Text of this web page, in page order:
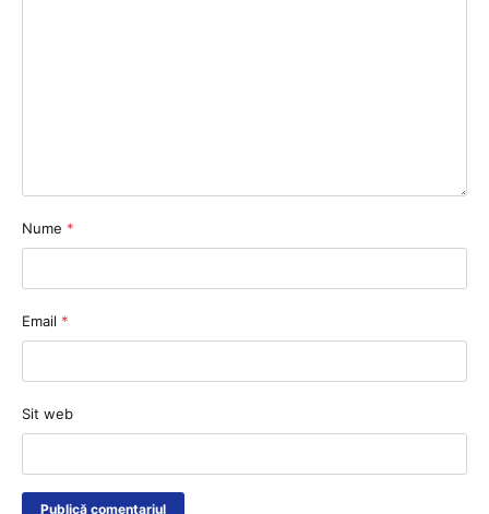
Nume *
Email *
Sit web